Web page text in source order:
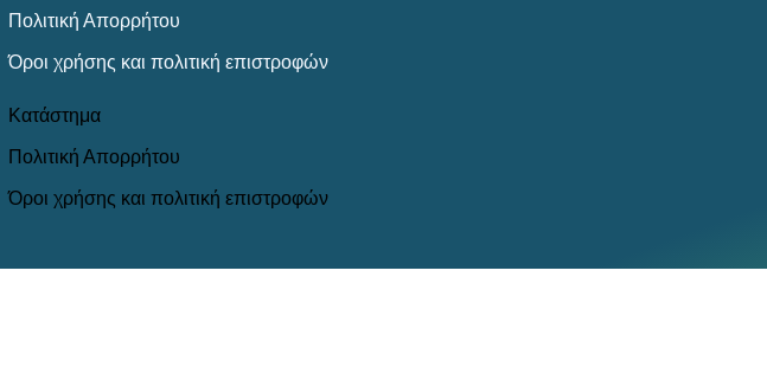
Πολιτική Απορρήτου
Όροι χρήσης και πολιτική επιστροφών
Κατάστημα
Πολιτική Απορρήτου
Όροι χρήσης και πολιτική επιστροφών